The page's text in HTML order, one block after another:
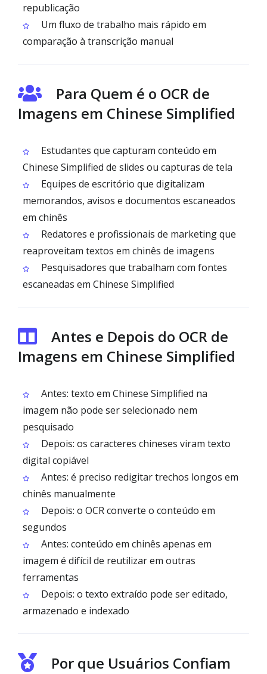
republicação
Um fluxo de trabalho mais rápido em
comparação à transcrição manual
Para Quem é o OCR de
Imagens em Chinese Simplified
Estudantes que capturam conteúdo em
Chinese Simplified de slides ou capturas de tela
Equipes de escritório que digitalizam
memorandos, avisos e documentos escaneados
em chinês
Redatores e profissionais de marketing que
reaproveitam textos em chinês de imagens
Pesquisadores que trabalham com fontes
escaneadas em Chinese Simplified
Antes e Depois do OCR de
Imagens em Chinese Simplified
Antes: texto em Chinese Simplified na
imagem não pode ser selecionado nem
pesquisado
Depois: os caracteres chineses viram texto
digital copiável
Antes: é preciso redigitar trechos longos em
chinês manualmente
Depois: o OCR converte o conteúdo em
segundos
Antes: conteúdo em chinês apenas em
imagem é difícil de reutilizar em outras
ferramentas
Depois: o texto extraído pode ser editado,
armazenado e indexado
Por que Usuários Confiam